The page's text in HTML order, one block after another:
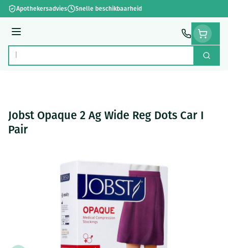
Ga naar de inhoud
Apothekersadvies Snelle beschikbaarheid
Menu
Product, merk, categorie... Zoek
Jobst Opaque 2 Ag Wide Reg Dots Car I
Pair